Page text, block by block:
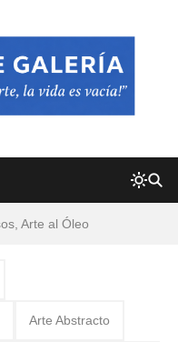
Arte Abstracto